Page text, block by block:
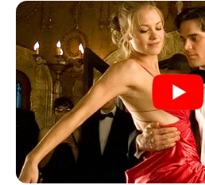
Gina Carano Finally Admits
All Along
BRAINBERRIES